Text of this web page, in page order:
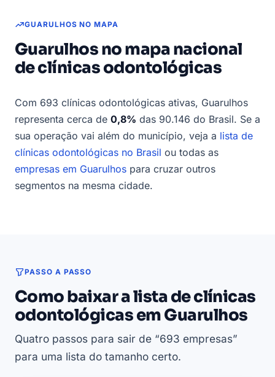
GUARULHOS NO MAPA
Guarulhos no mapa nacional
de clínicas odontológicas
Com 693 clínicas odontológicas ativas, Guarulhos
representa cerca de 0,8% das 90.146 do Brasil. Se a
sua operação vai além do município, veja a lista de
clínicas odontológicas no Brasil ou todas as
empresas em Guarulhos para cruzar outros
segmentos na mesma cidade.
PASSO A PASSO
Como baixar a lista de clínicas
odontológicas em Guarulhos
Quatro passos para sair de “693 empresas”
para uma lista do tamanho certo.